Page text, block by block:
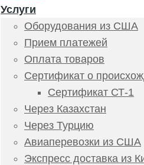
Услуги
Оборудования из США
Прием платежей
Оплата товаров
Сертификат о
Сертификат СТ-1
Через Казахстан
Через Турцию
Авиаперевозки из США
Экспресс доставка из